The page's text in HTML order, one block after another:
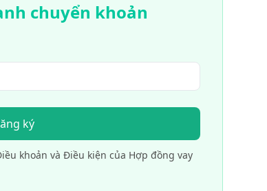
chuyển khoản
ký
khoản và Điều kiện của Hợp đồng vay